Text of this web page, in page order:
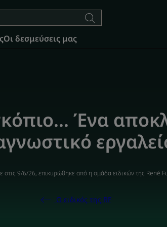
Οι δεσμεύσεις μας
Ένα
στις 9/6/26, επικυρώθηκε από η ομάδα ειδικών της René
Ο ειδικός της RF